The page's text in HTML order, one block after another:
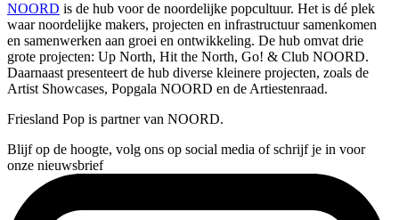
NOORD is de hub voor de noordelijke popcultuur. Het is dé plek
waar noordelijke makers, projecten en infrastructuur samenkomen
en samenwerken aan groei en ontwikkeling. De hub omvat drie
grote projecten: Up North, Hit the North, Go! & Club NOORD.
Daarnaast presenteert de hub diverse kleinere projecten, zoals de
Artist Showcases, Popgala NOORD en de Artiestenraad.
Friesland Pop is partner van NOORD.
Blijf op de hoogte, volg ons op social media of schrijf je in voor
onze nieuwsbrief